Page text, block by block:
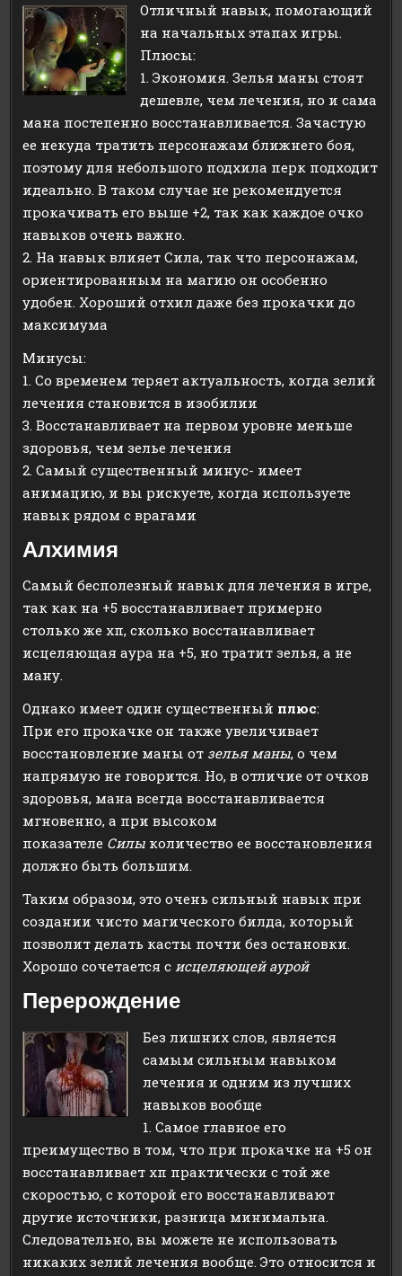
Отличный навык, помогающий
на начальных этапах игры.
Плюсы:
1. Экономия. Зелья маны стоят
дешевле, чем лечения, но и сама
мана постепенно восстанавливается. Зачастую
ее некуда тратить персонажам ближнего боя,
поэтому для небольшого подхила перк подходит
идеально. В таком случае не рекомендуется
прокачивать его выше +2, так как каждое очко
навыков очень важно.
2. На навык влияет Сила, так что персонажам,
ориентированным на магию он особенно
удобен. Хороший отхил даже без прокачки до
максимума
Минусы:
1. Со временем теряет актуальность, когда зелий
лечения становится в изобилии
3. Восстанавливает на первом уровне меньше
здоровья, чем зелье лечения
2. Самый существенный минус- имеет
анимацию, и вы рискуете, когда используете
навык рядом с врагами
Алхимия
Самый бесполезный навык для лечения в игре,
так как на +5 восстанавливает примерно
столько же хп, сколько восстанавливает
исцеляющая аура на +5, но тратит зелья, а не
ману.
Однако имеет один существенный плюс:
При его прокачке он также увеличивает
восстановление маны от зелья маны, о чем
напрямую не говорится. Но, в отличие от очков
здоровья, мана всегда восстанавливается
мгновенно, а при высоком
показателе Силы количество ее восстановления
должно быть большим.
Таким образом, это очень сильный навык при
создании чисто магического билда, который
позволит делать касты почти без остановки.
Хорошо сочетается сисцеляющей аурой
Перерождение
Без лишних слов, является
самым сильным навыком
лечения и одним из лучших
навыков вообще
1. Самое главное его
преимущество в том, что при прокачке на +5 он
восстанавливает хп практически с той же
скоростью, с которой его восстанавливают
другие источники, разница минимальна.
Следовательно, вы можете не использовать
никаких зелий лечения вообще. Это относится и